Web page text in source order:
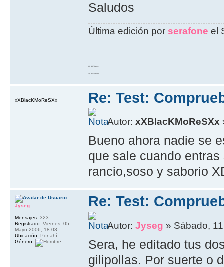
Saludos
Última edición por serafone el
10 GOTO work
20 RETURN 10
Re: Test:
Autor:xXBlacKMoReSXx
Bueno ahora nadie se
que sale cuando
rancio,soso y saborio
xXBlacKMoReSXx
Re: Test:
Autor:Jyseg » Sábado,
Sera, he editado tus
gilipollas. Por suerte o
Jyseg
Mensajes: 323
Registrado: Viernes, 05
Mayo 2006, 18:03
Ubicación: Por ahí...
Género: